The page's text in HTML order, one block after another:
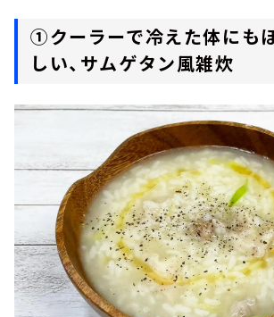
①クーラーで冷えた体にも
しい、サムゲタン風雑炊